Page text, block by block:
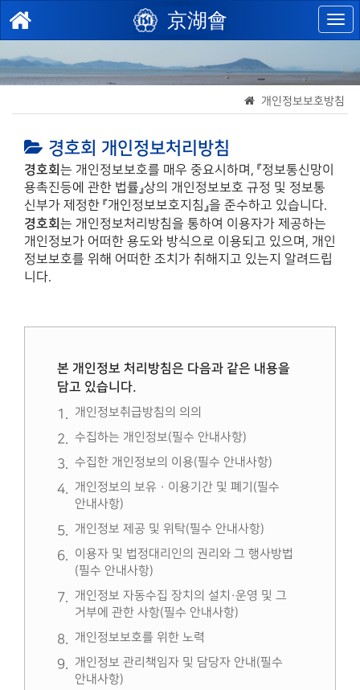
京湖會
개인정보보호방침
경호회 개인정보처리방침
경호회 는 개인정보보호를 매우 중요시하며, 『정보통신망이
용촉진등에 관한 법률』상의 개인정보보호 규정 및 정보통
신부가 제정한 『개인정보보호지침』을 준수하고 있습니다.
경호회 는 개인정보처리방침을 통하여 이용자가 제공하는
개인정보가 어떠한 용도와 방식으로 이용되고 있으며, 개인
정보보호를 위해 어떠한 조치가 취해지고 있는지 알려드립
니다.
본 개인정보 처리방침은 다음과 같은 내용을
담고 있습니다.
개인정보취급방침의 의의
수집하는 개인정보(필수 안내사항)
수집한 개인정보의 이용(필수 안내사항)
개인정보의 보유 · 이용기간 및 폐기(필수
안내사항)
개인정보 제공 및 위탁(필수 안내사항)
이용자 및 법정대리인의 권리와 그 행사방법
(필수 안내사항)
개인정보 자동수집 장치의 설치·운영 및 그
거부에 관한 사항(필수 안내사항)
개인정보보호를 위한 노력
개인정보 관리책임자 및 담당자 안내(필수
안내사항)